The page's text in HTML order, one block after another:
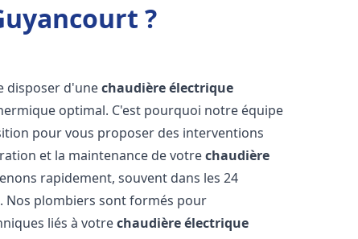
?
disposer d'unechaudière électrique
optimal. C'est pourquoi notre équipe
pour vous proposer des interventions
et la maintenance de votrechaudière
rapidement, souvent dans les 24
Nos plombiers sont formés pour
liés à votrechaudière électrique